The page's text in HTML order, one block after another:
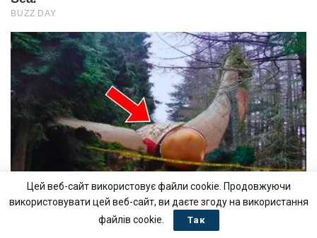
Цей веб-сайт використовує файли cookie. Продовжуючи
використовувати цей веб-сайт, ви даєте згоду на використання
файлів cookie.
Так